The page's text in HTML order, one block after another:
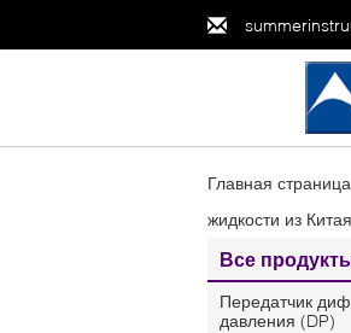
Главная страница
жидкости из Китая
Все
Передатчик
давления (DP)